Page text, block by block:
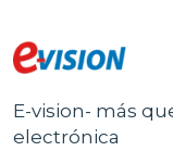
E-vision- más
electrónica